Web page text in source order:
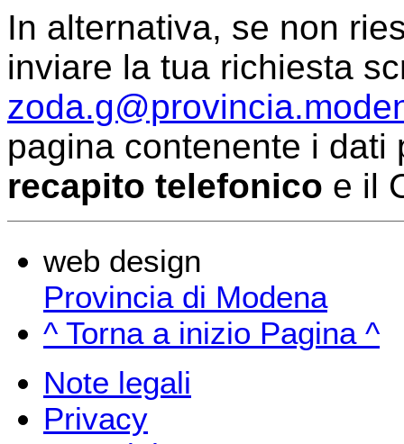
In alternativa, se non
inviare la tua richiesta
pagina contenente i dati
recapito telefonico e il
web design
Provincia di Modena
^ Torna a inizio Pagina ^
Note legali
Privacy